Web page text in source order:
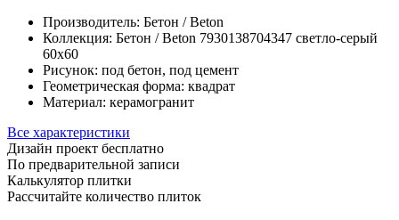
Производитель: Бетон / Beton
Коллекция: Бетон / Beton 7930138704347 светло-серый
60x60
Рисунок: под бетон, под цемент
Геометрическая форма: квадрат
Материал: керамогранит
Все характеристики
Дизайн проект бесплатно
По предварительной записи
Калькулятор плитки
Рассчитайте количество плиток